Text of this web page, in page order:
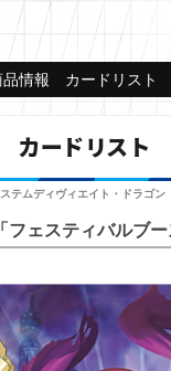
品情報 カードリスト
カードリスト
ステムディヴィエイト・ドラゴン
フェスティバルブー